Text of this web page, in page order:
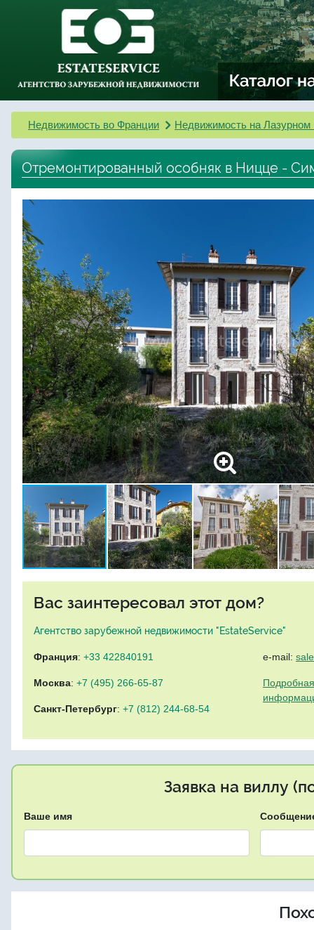
Недвижимость во Франции Недвижимость на Лазурном
Отремонтированный особняк в Ницце -
Вас заинтересовал этот дом?
Агентство зарубежной недвижимости "EstateService"
Франция: +33 422840191
Москва: +7 (495) 266-65-87
Санкт-Петербург: +7 (812) 244-68-54
e-mail:
Заявка на виллу
Ваше имя